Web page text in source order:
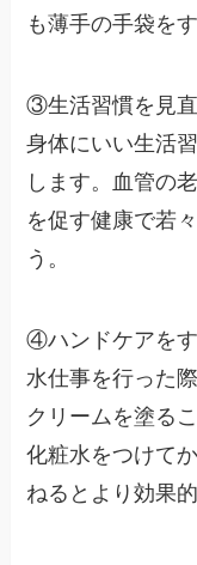
も薄手の手袋を
③生活習慣を見
身体にいい生活
します。血管の
を促す健康で若
う。
④ハンドケアを
水仕事を行った
クリームを塗る
化粧水をつけて
ねるとより効果